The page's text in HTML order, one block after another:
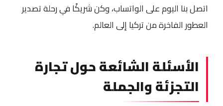
اتصل بنا اليوم على الواتساب، وكن شريكًا في رحلة تصدير
العطور الفاخرة من تركيا إلى العالم.
الأسئلة الشائعة حول تجارة
التجزئة والجملة